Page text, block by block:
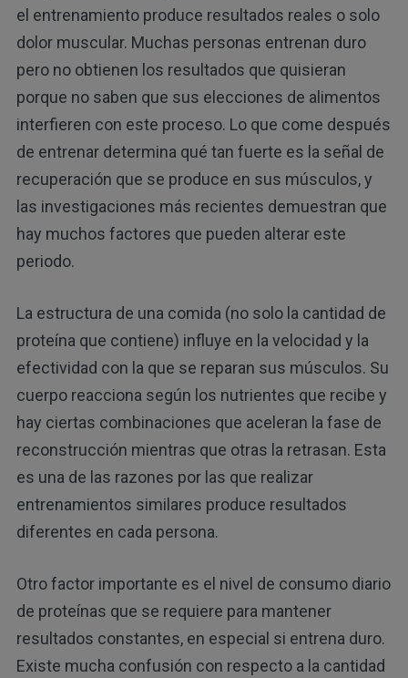
el entrenamiento produce resultados reales o solo
dolor muscular. Muchas personas entrenan duro
pero no obtienen los resultados que quisieran
porque no saben que sus elecciones de alimentos
interfieren con este proceso. Lo que come después
de entrenar determina qué tan fuerte es la señal de
recuperación que se produce en sus músculos, y
las investigaciones más recientes demuestran que
hay muchos factores que pueden alterar este
periodo.
La estructura de una comida (no solo la cantidad de
proteína que contiene) influye en la velocidad y la
efectividad con la que se reparan sus músculos. Su
cuerpo reacciona según los nutrientes que recibe y
hay ciertas combinaciones que aceleran la fase de
reconstrucción mientras que otras la retrasan. Esta
es una de las razones por las que realizar
entrenamientos similares produce resultados
diferentes en cada persona.
Otro factor importante es el nivel de consumo diario
de proteínas que se requiere para mantener
resultados constantes, en especial si entrena duro.
Existe mucha confusión con respecto a la cantidad